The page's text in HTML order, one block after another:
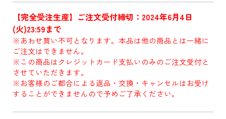
【完全受注生産】ご注文受付締切：2024年6月4日
(火)23:59まで
※あわせ買い不可となります。本品は他の商品とは一緒に
ご注文はできません。
※この商品はクレジットカード支払いのみのご注文受付と
させていただきます。
※お客様のご都合による返品・交換・キャンセルはお受け
することができませんので予めご了承ください。